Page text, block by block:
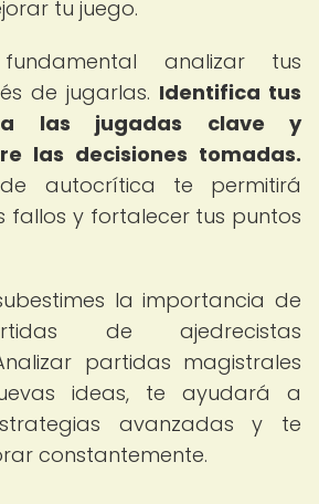
tu juego.
analizar tus
de jugarlas. Identifica tus
las jugadas clave y
las decisiones tomadas.
autocrítica te permitirá
fallos y fortalecer tus puntos
la importancia de
de ajedrecistas
partidas magistrales
ideas, te ayudará a
avanzadas y te
constantemente.